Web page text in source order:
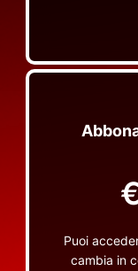
TV
Puoi
cambia in